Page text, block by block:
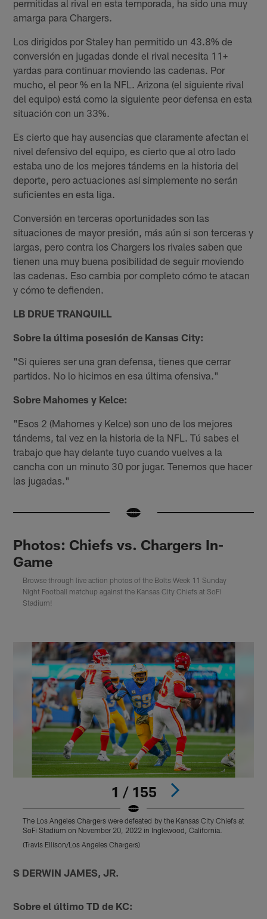
permitidas al rival en esta temporada, ha sido una muy
amarga para Chargers.
Los dirigidos por Staley han permitido un 43.8% de
conversión en jugadas donde el rival necesita 11+
yardas para continuar moviendo las cadenas. Por
mucho, el peor % en la NFL. Arizona (el siguiente rival
del equipo) está como la siguiente peor defensa en esta
situación con un 33%.
Es cierto que hay ausencias que claramente afectan el
nivel defensivo del equipo, es cierto que al otro lado
estaba uno de los mejores tándems en la historia del
deporte, pero actuaciones así simplemente no serán
suficientes en esta liga.
Conversión en terceras oportunidades son las
situaciones de mayor presión, más aún si son terceras y
largas, pero contra los Chargers los rivales saben que
tienen una muy buena posibilidad de seguir moviendo
las cadenas. Eso cambia por completo cómo te atacan
y cómo te defienden.
LB DRUE TRANQUILL
Sobre la última posesión de Kansas City:
"Si quieres ser una gran defensa, tienes que cerrar
partidos. No lo hicimos en esa última ofensiva."
Sobre Mahomes y Kelce:
"Esos 2 (Mahomes y Kelce) son uno de los mejores
tándems, tal vez en la historia de la NFL. Tú sabes el
trabajo que hay delante tuyo cuando vuelves a la
cancha con un minuto 30 por jugar. Tenemos que hacer
las jugadas."
Photos: Chiefs vs. Chargers In-
Game
Browse through live action photos of the Bolts Week 11 Sunday
Night Football matchup against the Kansas City Chiefs at SoFi
Stadium!
1 / 155
The Los Angeles Chargers were defeated by the Kansas City Chiefs at
SoFi Stadium on November 20, 2022 in Inglewood, California.
(Travis Ellison/Los Angeles Chargers)
S DERWIN JAMES, JR.
Sobre el último TD de KC: